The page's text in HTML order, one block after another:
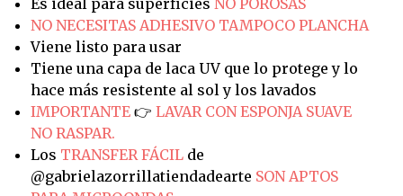
Es ideal para superficies NO POROSAS
NO NECESITAS ADHESIVO TAMPOCO PLANCHA
Viene listo para usar
Tiene una capa de laca UV que lo protege y lo
hace más resistente al sol y los lavados
IMPORTANTE 👉 LAVAR CON ESPONJA SUAVE
NO RASPAR.
Los TRANSFER FÁCILde
@gabrielazorrillatiendadearte SON APTOS